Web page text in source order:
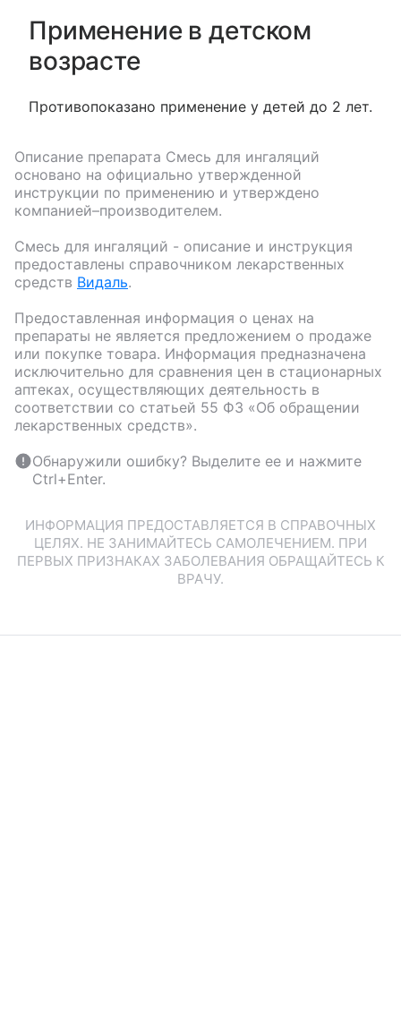
Применение в детском
возрасте
Противопоказано применение у детей до 2 лет.
Описание препарата Смесь для ингаляций
основано на официально утвержденной
инструкции по применению и утверждено
компанией–производителем.
Смесь для ингаляций - описание и инструкция
предоставлены справочником лекарственных
средств Видаль.
Предоставленная информация о ценах на
препараты не является предложением о продаже
или покупке товара. Информация предназначена
исключительно для сравнения цен в стационарных
аптеках, осуществляющих деятельность в
соответствии со статьей 55 ФЗ «Об обращении
лекарственных средств».
Обнаружили ошибку? Выделите ее и нажмите
Ctrl+Enter.
ИНФОРМАЦИЯ ПРЕДОСТАВЛЯЕТСЯ В СПРАВОЧНЫХ
ЦЕЛЯХ. НЕ ЗАНИМАЙТЕСЬ САМОЛЕЧЕНИЕМ. ПРИ
ПЕРВЫХ ПРИЗНАКАХ ЗАБОЛЕВАНИЯ ОБРАЩАЙТЕСЬ К
ВРАЧУ.